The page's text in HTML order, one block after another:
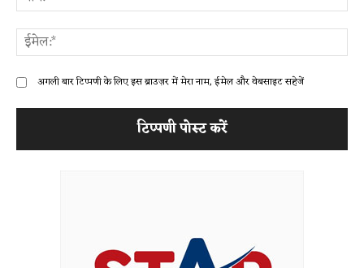
अगली बार टिप्पणी के लिए इस ब्राउज़र में मेरा नाम, ईमेल और वेबसाइट सहेजें